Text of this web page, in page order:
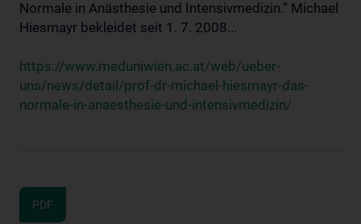
Normale in Anästhesie und Intensivmedizin.“ Michael
Hiesmayr bekleidet seit 1. 7. 2008...
https://www.meduniwien.ac.at/web/ueber-
uns/news/detail/prof-dr-michael-hiesmayr-das-
normale-in-anaesthesie-und-intensivmedizin/
PDF